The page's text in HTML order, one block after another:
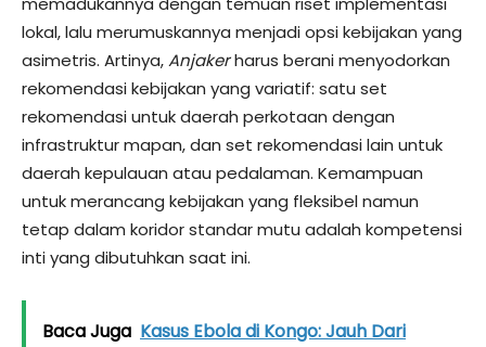
lokal, lalu merumuskannya menjadi opsi kebijakan yang
asimetris. Artinya,Anjakerharus berani menyodorkan
rekomendasi kebijakan yang variatif: satu set
rekomendasi untuk daerah perkotaan dengan
infrastruktur mapan, dan set rekomendasi lain untuk
daerah kepulauan atau pedalaman. Kemampuan
untuk merancang kebijakan yang fleksibel namun
tetap dalam koridor standar mutu adalah kompetensi
inti yang dibutuhkan saat ini.
Baca Juga Kasus Ebola di Kongo: Jauh Dari